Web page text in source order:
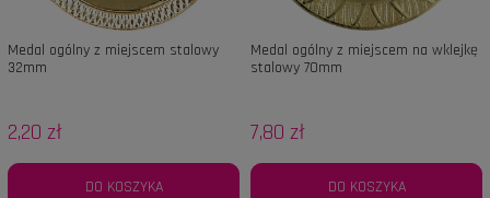
Medal ogólny z miejscem stalowy
32mm
2,20 zł
DO KOSZYKA
Medal ogólny z miejscem na wklejkę
stalowy 70mm
7,80 zł
DO KOSZYKA